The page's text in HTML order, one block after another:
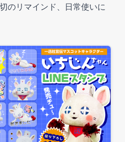
のリマインド、日常使いに